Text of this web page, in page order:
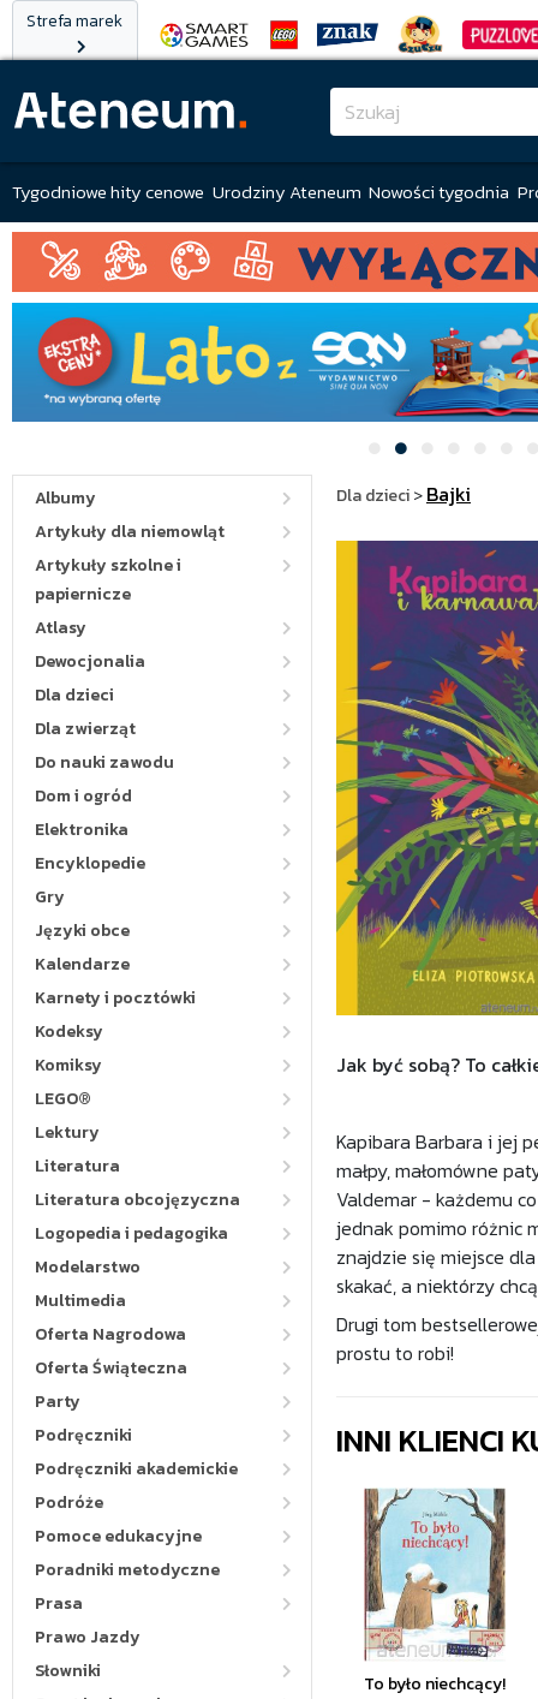
Strefa marek
Tygodniowe hity cenowe Urodziny Ateneum Nowości tygodnia
Albumy
Artykuły dla niemowląt
Artykuły szkolne i
papiernicze
Atlasy
Dewocjonalia
Dla dzieci
Dla zwierząt
Do nauki zawodu
Dom i ogród
Elektronika
Encyklopedie
Gry
Języki obce
Kalendarze
Karnety i pocztówki
Kodeksy
Komiksy
LEGO®
Lektury
Literatura
Literatura obcojęzyczna
Logopedia i pedagogika
Modelarstwo
Multimedia
Oferta Nagrodowa
Oferta Świąteczna
Party
Podręczniki
Podręczniki akademickie
Podróże
Pomoce edukacyjne
Poradniki metodyczne
Prasa
Prawo Jazdy
Słowniki
Dla dzieci>Bajki
Jak być sobą? To
Kapibara Barbara i jej
małpy, małomówne
Valdemar - każdemu
jednak pomimo różnic
znajdzie się miejsce
skakać, a niektórzy
Drugi tom
prostu to robi!
INNI KLIENCI
To było niechcący!